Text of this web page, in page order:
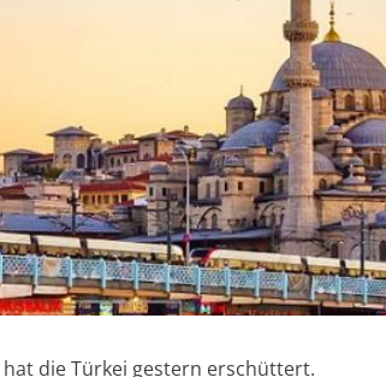
die Türkei gestern erschüttert.